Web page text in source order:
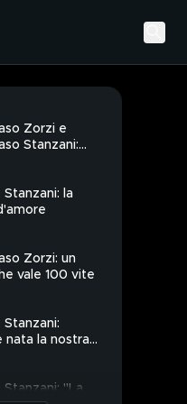
Zorzi e
Stanzani:
Stanzani: la
Zorzi: un
vale 100 vite
Stanzani:
nata la nostra
Stanzani: "La